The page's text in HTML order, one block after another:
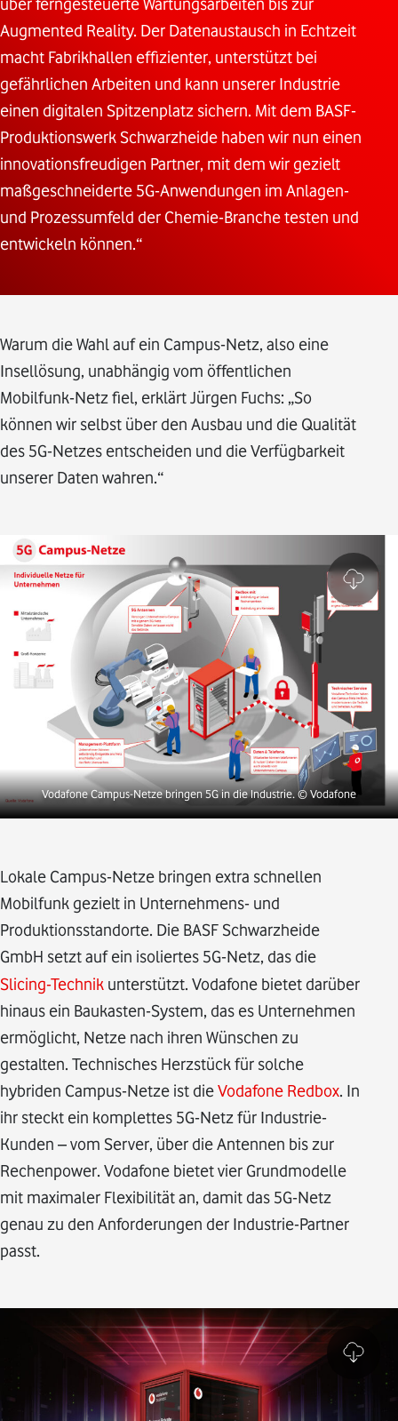
Augmented Reality. Der Datenaustausch in Echtzeit
macht Fabrikhallen effizienter, unterstützt bei
gefährlichen Arbeiten und kann unserer Industrie
einen digitalen Spitzenplatz sichern. Mit dem BASF-
Produktionswerk Schwarzheide haben wir nun einen
innovationsfreudigen Partner, mit dem wir gezielt
maßgeschneiderte 5G-Anwendungen im Anlagen-
und Prozessumfeld der Chemie-Branche testen und
entwickeln können.“
Warum die Wahl auf ein Campus-Netz, also eine
Insellösung, unabhängig vom öffentlichen
Mobilfunk-Netz fiel, erklärt Jürgen Fuchs: „So
können wir selbst über den Ausbau und die Qualität
des 5G-Netzes entscheiden und die Verfügbarkeit
unserer Daten wahren.“
Vodafone Campus-Netze bringen 5G in die Industrie. © Vodafone
Lokale Campus-Netze bringen extra schnellen
Mobilfunk gezielt in Unternehmens- und
Produktionsstandorte. Die BASF Schwarzheide
GmbH setzt auf ein isoliertes 5G-Netz, das die
Slicing-Technik unterstützt. Vodafone bietet darüber
hinaus ein Baukasten-System, das es Unternehmen
ermöglicht, Netze nach ihren Wünschen zu
gestalten. Technisches Herzstück für solche
hybriden Campus-Netze ist dieVodafone Redbox. In
ihr steckt ein komplettes 5G-Netz für Industrie-
Kunden – vom Server, über die Antennen bis zur
Rechenpower. Vodafone bietet vier Grundmodelle
mit maximaler Flexibilität an, damit das 5G-Netz
genau zu den Anforderungen der Industrie-Partner
passt.